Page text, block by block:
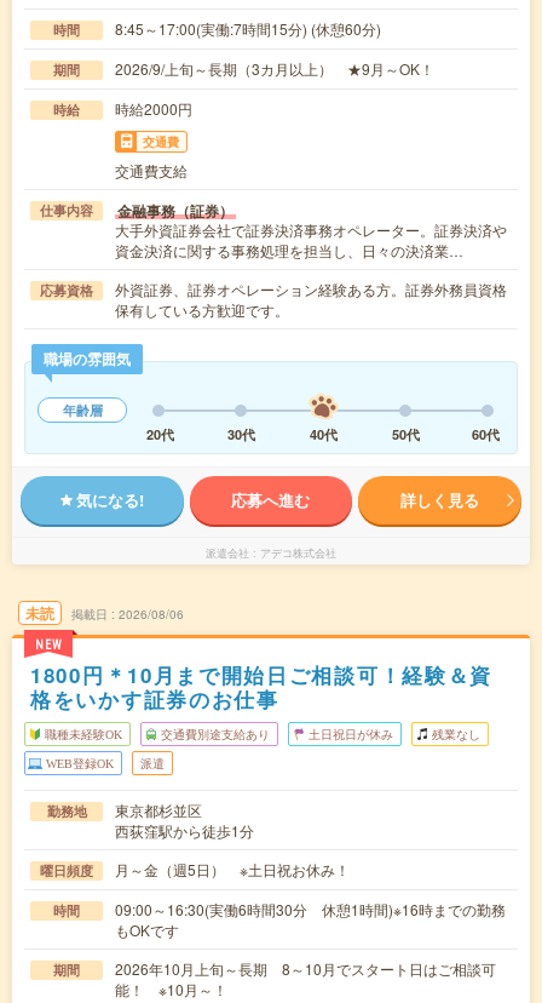
時間 8:45～17:00(実働:7時間15分) (休憩60分)
期間 2026/9/上旬～長期（3カ月以上） ★9月～OK！
時給 時給2000円
交通費
交通費支給
仕事内容 金融事務（証券）
大手外資証券会社で証券決済事務オペレーター。証券決済や
資金決済に関する事務処理を担当し、日々の決済業…
応募資格
外資証券、証券オペレーション経験ある方。証券外務員資格
保有している方歓迎です。
職場の雰囲気
年齢層
20代
30代 40代 50代 60代
気になる! 応募へ進む 詳しく見る
派遣会社 アデコ株式会社
未読
NEW
掲載日 2026/08/06
1800円＊10月まで開始日ご相談可！経験＆資
格をいかす証券のお仕事
職種未経験OK 交通費別途支給あり 土日祝日が休み 残業なし
WEB登録OK 派遣
勤務地
東京都杉並区
西荻窪駅から徒歩1分
曜日頻度 月～金（週5日） ※土日祝お休み！
時間
09:00～16:30(実働6時間30分 休憩1時間)※16時までの勤務
もOKです
期間
2026年10月上旬～長期 8～10月でスタート日はご相談可
能！ ※10月～！